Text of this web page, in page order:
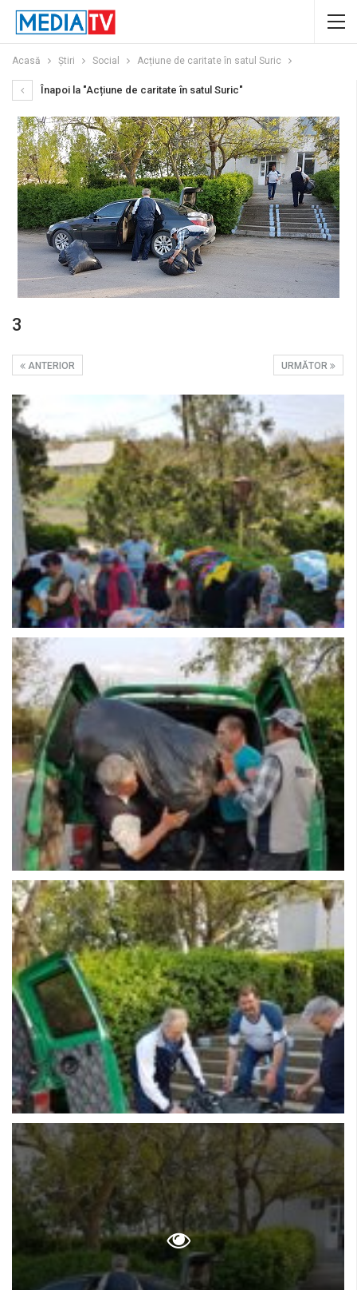
Acasă Știri Social Acțiune de caritate în satul Suric
Înapoi la "Acțiune de caritate în satul Suric"
3
URMĂTOR
ANTERIOR